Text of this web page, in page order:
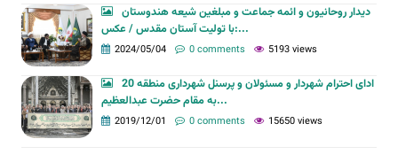
دیدار روحانیون و ائمه جماعت و مبلغین شیعه هندوستان
با تولیت آستان مقدس / عکس:...
2024/05/04 0 comments 5193 views
ادای احترام شهردار و مسئولان و پرسنل شهرداری منطقه 20
به مقام حضرت عبدالعظیم...
2019/12/01 0 comments 15650 views